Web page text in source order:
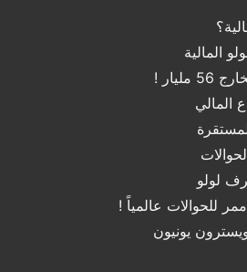
المالية
!
المالي
لولو
للحوالات عالمياً !
يونيون